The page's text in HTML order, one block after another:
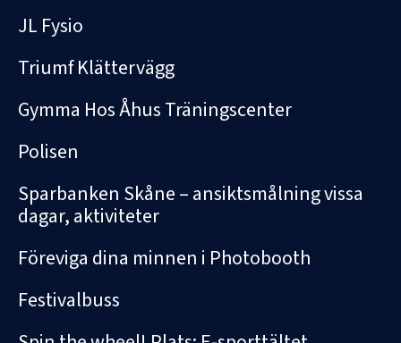
JL Fysio
Triumf Klättervägg
Gymma Hos Åhus Träningscenter
Polisen
Sparbanken Skåne – ansiktsmålning vissa
dagar, aktiviteter
Föreviga dina minnen i Photobooth
Festivalbuss